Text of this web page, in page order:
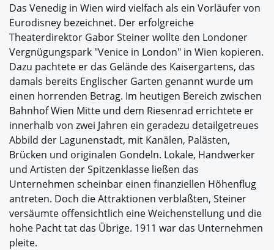
Das Venedig in Wien wird vielfach als ein Vorläufer von
Eurodisney bezeichnet. Der erfolgreiche
Theaterdirektor Gabor Steiner wollte den Londoner
Vergnügungspark "Venice in London" in Wien kopieren.
Dazu pachtete er das Gelände des Kaisergartens, das
damals bereits Englischer Garten genannt wurde um
einen horrenden Betrag. Im heutigen Bereich zwischen
Bahnhof Wien Mitte und dem Riesenrad errichtete er
innerhalb von zwei Jahren ein geradezu detailgetreues
Abbild der Lagunenstadt, mit Kanälen, Palästen,
Brücken und originalen Gondeln. Lokale, Handwerker
und Artisten der Spitzenklasse ließen das
Unternehmen scheinbar einen finanziellen Höhenflug
antreten. Doch die Attraktionen verblaßten, Steiner
versäumte offensichtlich eine Weichenstellung und die
hohe Pacht tat das Übrige. 1911 war das Unternehmen
pleite.